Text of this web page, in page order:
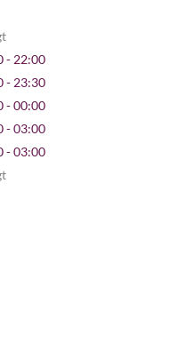
- 22:00
- 23:30
- 00:00
- 03:00
- 03:00